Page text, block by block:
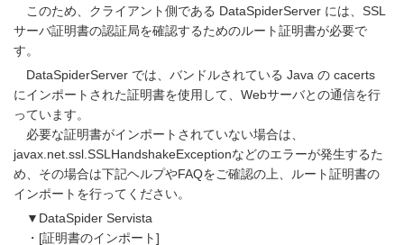
このため、クライアント側である DataSpiderServer には、SSL
サーバ証明書の認証局を確認するためのルート証明書が必要で
す。
DataSpiderServer では、バンドルされている Java の cacerts
にインポートされた証明書を使用して、Webサーバとの通信を行
っています。
必要な証明書がインポートされていない場合は、
javax.net.ssl.SSLHandshakeExceptionなどのエラーが発生するた
め、その場合は下記ヘルプやFAQをご確認の上、ルート証明書の
インポートを行ってください。
▼DataSpider Servista
・[証明書のインポート]